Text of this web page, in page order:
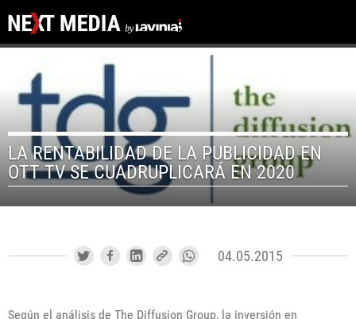
LA RENTABILIDAD DE LA PUBLICIDAD EN
OTT TV SE CUADRUPLICARÁ EN 2020
04.05.2015
Según el análisis de The Diffusion Group, la inversión en